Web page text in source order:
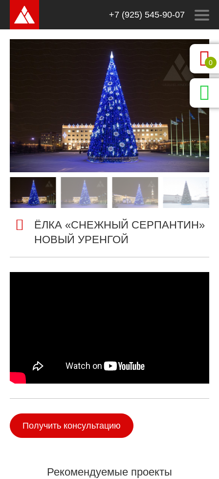
0
+7 (925) 545-90-07
ЁЛКА «СНЕЖНЫЙ СЕРПАНТИН»
НОВЫЙ УРЕНГОЙ
Получить консультацию
Рекомендуемые проекты